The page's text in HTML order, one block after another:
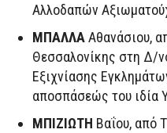
Αλλοδαπών
ΜΠΑΛΛΑΑθανάσιου,
Θεσσαλονίκης στη Δ/
Εξιχνίασης
αποσπάσεώς του ιδία
ΜΠΙΖΙΩΤΗ Βαΐου, από